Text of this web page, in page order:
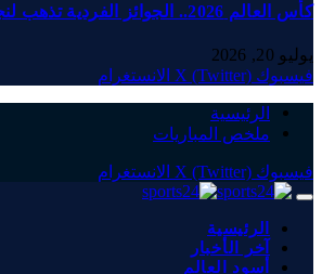
كأس العالم 2026.. الجوائز الفردية تذهب لنجوم إسبانيا
يوليو 20, 2026
فيسبوك X (Twitter) الانستغرام
الرئيسية
ملخص المباريات
فيسبوك X (Twitter) الانستغرام
الرئيسية
آخر الأخبار
أسود العالم